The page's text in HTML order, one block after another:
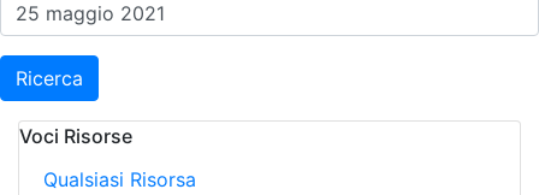
Ricerca
Voci Risorse
Qualsiasi Risorsa